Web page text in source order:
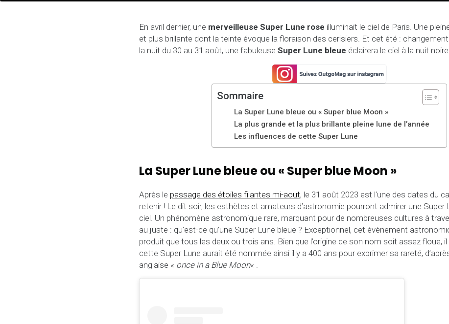
En avril dernier, une merveilleuse Super Lune rose illuminait le ciel de Paris. Une
et plus brillante dont la teinte évoque la floraison des cerisiers. Et cet été :
la nuit du 30 au 31 août, une fabuleuse Super Lune bleue éclairera le ciel à la nuit
Sommaire
La Super Lune bleue ou « Super blue Moon »
La plus grande et la plus brillante pleine lune de l’année
Les influences de cette Super Lune
La Super Lune bleue ou « Super blue Moon »
Après le passage des étoiles filantes mi-aout, le 31 août 2023 est l’une des dates du
retenir ! Le dit soir, les esthètes et amateurs d’astronomie pourront admirer une Super
ciel. Un phénomène astronomique rare, marquant pour de nombreuses cultures à
au juste : qu’est-ce qu’une Super Lune bleue ? Exceptionnel, cet évènement
produit que tous les deux ou trois ans. Bien que l’origine de son nom soit assez floue,
cette Super Lune aurait été nommée ainsi il y a 400 ans pour exprimer sa rareté,
anglaise « once in a Blue Moon« .